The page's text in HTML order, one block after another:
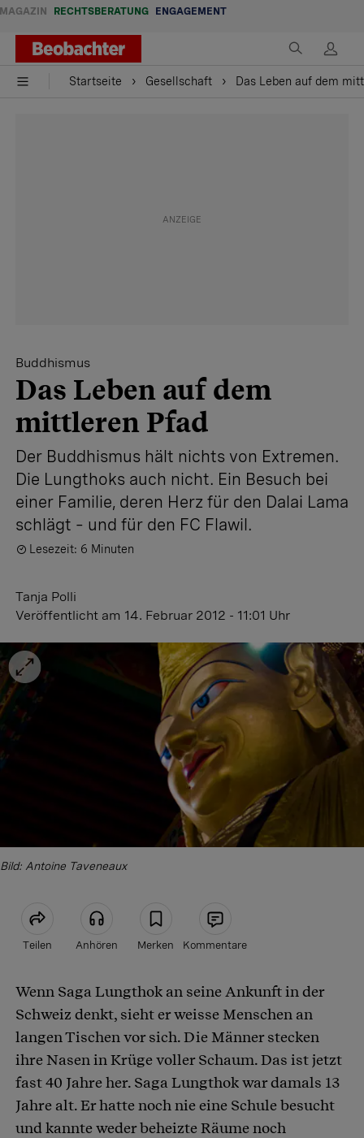
MAGAZIN RECHTSBERATUNG ENGAGEMENT
Startseite Gesellschaft Das Leben auf dem
Buddhismus
Das Leben auf dem
mittleren Pfad
Der Buddhismus hält nichts von Extremen.
Die Lungthoks auch nicht. Ein Besuch bei
einer Familie, deren Herz für den Dalai Lama
schlägt – und für den FC Flawil.
Lesezeit: 6 Minuten
Tanja Polli
Veröffentlicht am 14. Februar 2012 - 11:01 Uhr
Bild: Antoine Taveneaux
Teilen Anhören Merken Kommentare
Artikel teilen
Wenn Saga Lungthok an seine Ankunft in der
Schweiz denkt, sieht er weisse Menschen an
langen Tischen vor sich. Die Männer stecken
ihre Nasen in Krüge voller Schaum. Das ist jetzt
fast 40 Jahre her. Saga Lungthok war damals 13
Jahre alt. Er hatte noch nie eine Schule besucht
und kannte weder beheizte Räume noch